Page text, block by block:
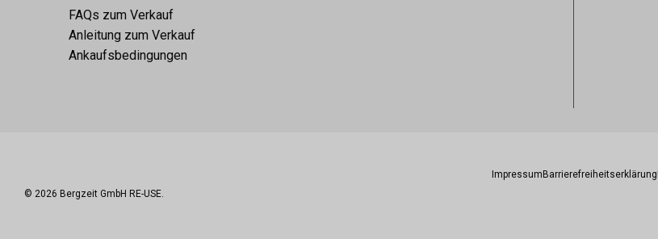
FAQs zum Verkauf
Anleitung zum Verkauf
Ankaufsbedingungen
Impressum Barrierefreiheitserklärung
© 2026 Bergzeit GmbH RE-USE.